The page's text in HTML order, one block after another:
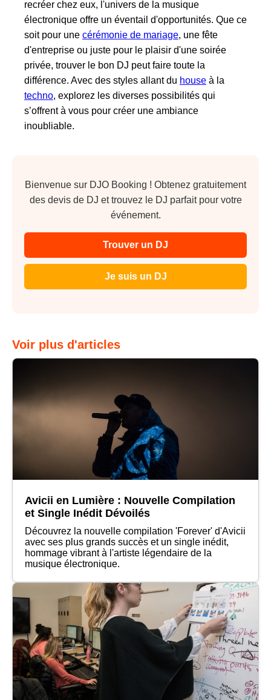
recréer chez eux, l'univers de la musique
électronique offre un éventail d'opportunités. Que ce
soit pour une cérémonie de mariage, une fête
d'entreprise ou juste pour le plaisir d'une soirée
privée, trouver le bon DJ peut faire toute la
différence. Avec des styles allant du house à la
techno, explorez les diverses possibilités qui
s’offrent à vous pour créer une ambiance
inoubliable.
Bienvenue sur DJO Booking ! Obtenez gratuitement
des devis de DJ et trouvez le DJ parfait pour votre
événement.
Trouver un DJ
Je suis un DJ
Voir plus d'articles
Avicii en Lumière : Nouvelle Compilation
et Single Inédit Dévoilés
Découvrez la nouvelle compilation 'Forever' d'Avicii
avec ses plus grands succès et un single inédit,
hommage vibrant à l'artiste légendaire de la
musique électronique.